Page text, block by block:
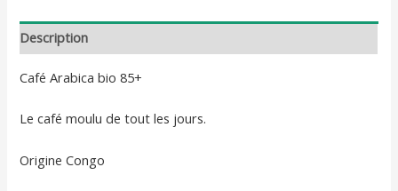
Description
Café Arabica bio 85+
Le café moulu de tout les jours.
Origine Congo